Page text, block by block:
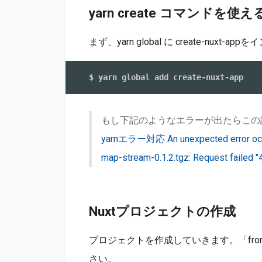
yarn create コマンドを使え
まず、yarn global に create-nuxt-appを
もし下記のようなエラーが出たらこ
yarnエラー対応 An unexpected error
map-stream-0.1.2.tgz: Request failed
Nuxtプロジェクトの作成
プロジェクトを作成していきます。「
さい。